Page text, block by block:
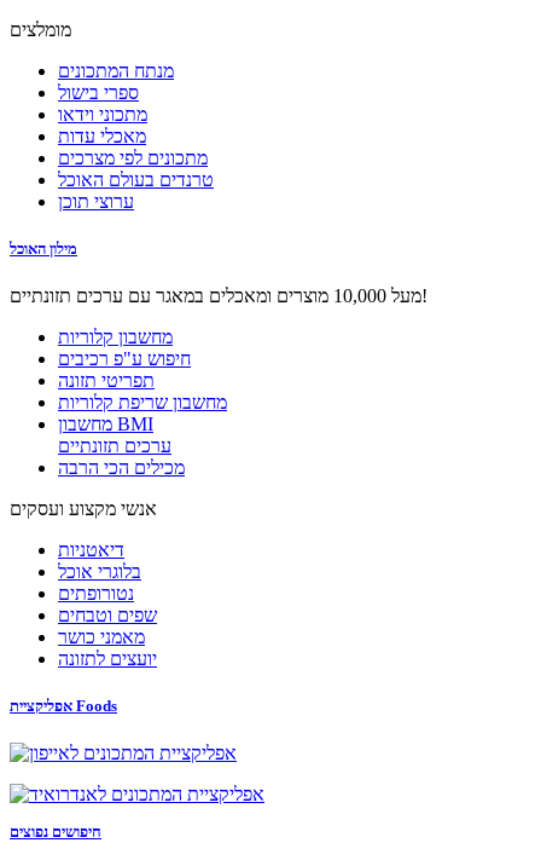
מומלצים
מנתח המתכונים
ספרי בישול
מתכוני וידאו
מאכלי עדות
מתכונים לפי מצרכים
טרנדים בעולם האוכל
ערוצי תוכן
מילון האוכל
מעל 10,000 מוצרים ומאכלים במאגר עם ערכים תזונתיים!
מחשבון קלוריות
חיפוש ע"פ רכיבים
תפריטי תזונה
מחשבון שריפת קלוריות
מחשבון BMI
ערכים תזונתיים
מכילים הכי הרבה
אנשי מקצוע ועסקים
דיאטניות
בלוגרי אוכל
נטורופתים
שפים וטבחים
מאמני כושר
יועצים לתזונה
אפליקציית Foods
חיפושים נפוצים